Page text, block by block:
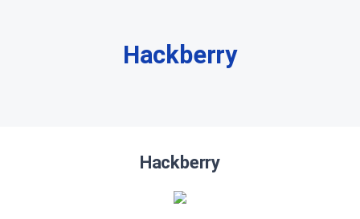
Hackberry
Hackberry